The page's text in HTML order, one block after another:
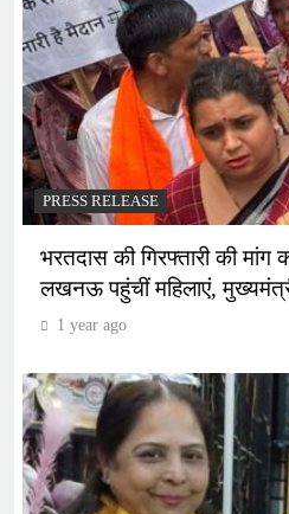
PRESS RELEASE
भरतदास की गिरफ्तारी की
लखनऊ पहुंचीं महिलाएं,
1 year ago